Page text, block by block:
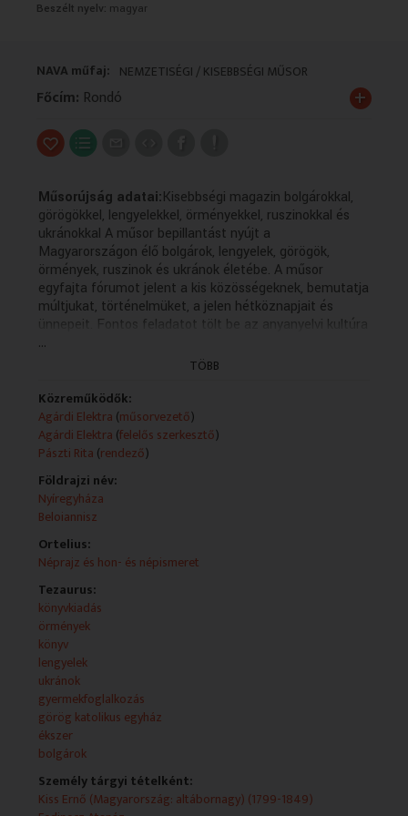
Beszélt nyelv: magyar
NAVA műfaj: NEMZETISÉGI / KISEBBSÉGI MŰSOR
Főcím: Rondó +
Műsorújság adatai:Kisebbségi magazin bolgárokkal,
görögökkel, lengyelekkel, örményekkel, ruszinokkal és
ukránokkal A műsor bepillantást nyújt a
Magyarországon élő bolgárok, lengyelek, görögök,
örmények, ruszinok és ukránok életébe. A műsor
egyfajta fórumot jelent a kis közösségeknek, bemutatja
múltjukat, történelmüket, a jelen hétköznapjait és
ünnepeit. Fontos feladatot tölt be az anyanyelvi kultúra
ápolásában, hiszen a forgatott anyagok többsége az
adott kisebbség nyelvén készül magyar feliratozással. A
bolgárok, lengyelek, görögök, örmények, ruszinok és
ukránok életébe. Alkotók: Pászti Rita - rendező Ducki
Witek - szerkesztő Agárdi Elektra - szerkesztő Eranyak
Oganova - szerkesztő Kjoszeva Szvetla - szerkesztő
szerkesztő
Fő leírás:
- Ruszin ünnep Nyíregyházán
- Ékszer és irodalom
- Örmény sütemények
- Balkán hangocska
- Cirill és Metód ünnepe a Széchenyi-hegyen
Műsorszolgáltatói ismertető:
Tartalom:
Még javában tart az Ünnepi Könyvhét, júniusi első
adásunkat is részben a könyvnek szenteltük.
XX. NEMZETKÖZI KÖNYVFESZTIVÁL BUDAPESTEN
Április végén 20. alkalommal rendezték meg a
nemzetközi könyvfesztivált, ahol többek között lengyel,
ciprusi és bolgár írókkal is találkozott a közönség.
...
TÖBB
Közreműködők:
Agárdi Elektra (műsorvezető)
Agárdi Elektra (felelős szerkesztő)
Pászti Rita (rendező)
Földrajzi név:
Nyíregyháza
Beloiannisz
Ortelius:
Néprajz és hon- és népismeret
Tezaurus:
könyvkiadás
örmények
könyv
lengyelek
ukránok
gyermekfoglalkozás
görög katolikus egyház
ékszer
bolgárok
Személy tárgyi tételként:
Kiss Ernő (Magyarország: altábornagy) (1799-1849)